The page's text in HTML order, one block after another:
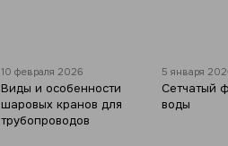
10 февраля 2026
Виды и особенности
шаровых кранов для
трубопроводов
5 января
Сетчатый
воды